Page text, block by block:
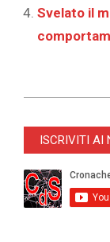
Svelato il
05-
ISCRIVITI AI